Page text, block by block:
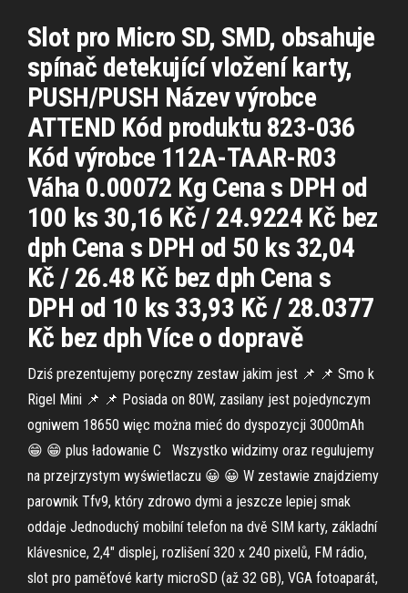
Slot pro Micro SD, SMD, obsahuje
spínač detekující vložení karty,
PUSH/PUSH Název výrobce
ATTEND Kód produktu 823-036
Kód výrobce 112A-TAAR-R03
Váha 0.00072 Kg Cena s DPH od
100 ks 30,16 Kč / 24.9224 Kč bez
dph Cena s DPH od 50 ks 32,04
Kč / 26.48 Kč bez dph Cena s
DPH od 10 ks 33,93 Kč / 28.0377
Kč bez dph Více o dopravě
Dziś prezentujemy poręczny zestaw jakim jest 📌 📌 Smo k
Rigel Mini 📌 📌 Posiada on 80W, zasilany jest pojedynczym
ogniwem 18650 więc można mieć do dyspozycji 3000mAh
😁 😁 plus ładowanie C ️ ️ Wszystko widzimy oraz regulujemy
na przejrzystym wyświetlaczu 😀 😀 W zestawie znajdziemy
parownik Tfv9, który zdrowo dymi a jeszcze lepiej smak
oddaje Jednoduchý mobilní telefon na dvě SIM karty, základní
klávesnice, 2,4" displej, rozlišení 320 x 240 pixelů, FM rádio,
slot pro paměťové karty microSD (až 32 GB), VGA fotoaparát,